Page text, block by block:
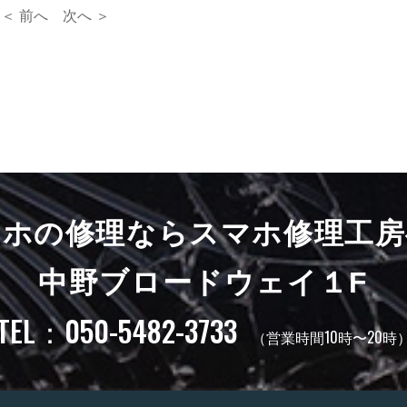
＜ 前へ 次へ ＞
の修理ならスマホ修理工
中野ブロードウェイ１F
：050-5482-3733 （営業時間10時〜20時